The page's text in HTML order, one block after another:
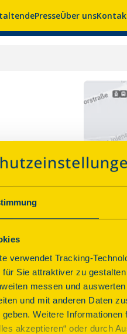
verwendet Tracking-
für Sie attraktiver zu
messen und
und mit anderen Daten
geben. Weitere
akzeptieren“ oder durch
PresseÜber uns